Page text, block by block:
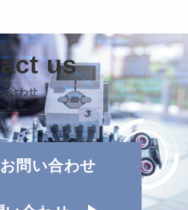
us
合わせ
問い合わせ